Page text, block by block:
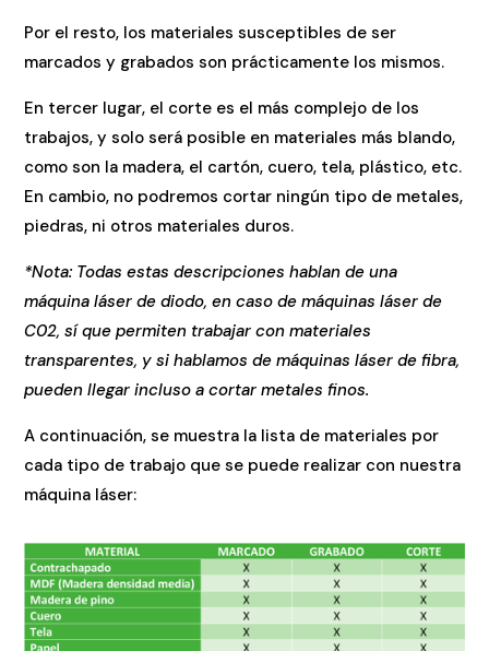
Por el resto, los materiales susceptibles de ser
marcados y grabados son prácticamente los mismos.
En tercer lugar, el corte es el más complejo de los
trabajos, y solo será posible en materiales más blando,
como son la madera, el cartón, cuero, tela, plástico, etc.
En cambio, no podremos cortar ningún tipo de metales,
piedras, ni otros materiales duros.
*Nota: Todas estas descripciones hablan de una
máquina láser de diodo, en casode máquinas láser de
C02, sí que permiten trabajar con materiales
transparentes, ysi hablamos de máquinas láser de fibra,
pueden llegar incluso a cortar metales finos.
A continuación, se muestra la lista de materiales por
cada tipo de trabajo que se puede realizar con nuestra
máquina láser: